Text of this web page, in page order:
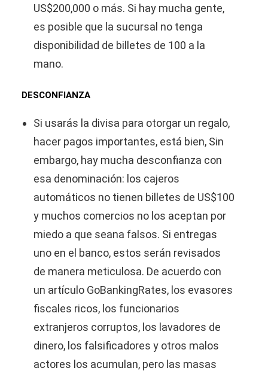
US$200,000 o más. Si hay mucha gente,
es posible que la sucursal no tenga
disponibilidad de billetes de 100 a la
mano.
DESCONFIANZA
Si usarás la divisa para otorgar un regalo,
hacer pagos importantes, está bien, Sin
embargo, hay mucha desconfianza con
esa denominación: los cajeros
automáticos no tienen billetes de US$100
y muchos comercios no los aceptan por
miedo a que seana falsos. Si entregas
uno en el banco, estos serán revisados
de manera meticulosa. De acuerdo con
un artículo GoBankingRates, los evasores
fiscales ricos, los funcionarios
extranjeros corruptos, los lavadores de
dinero, los falsificadores y otros malos
actores los acumulan, pero las masas